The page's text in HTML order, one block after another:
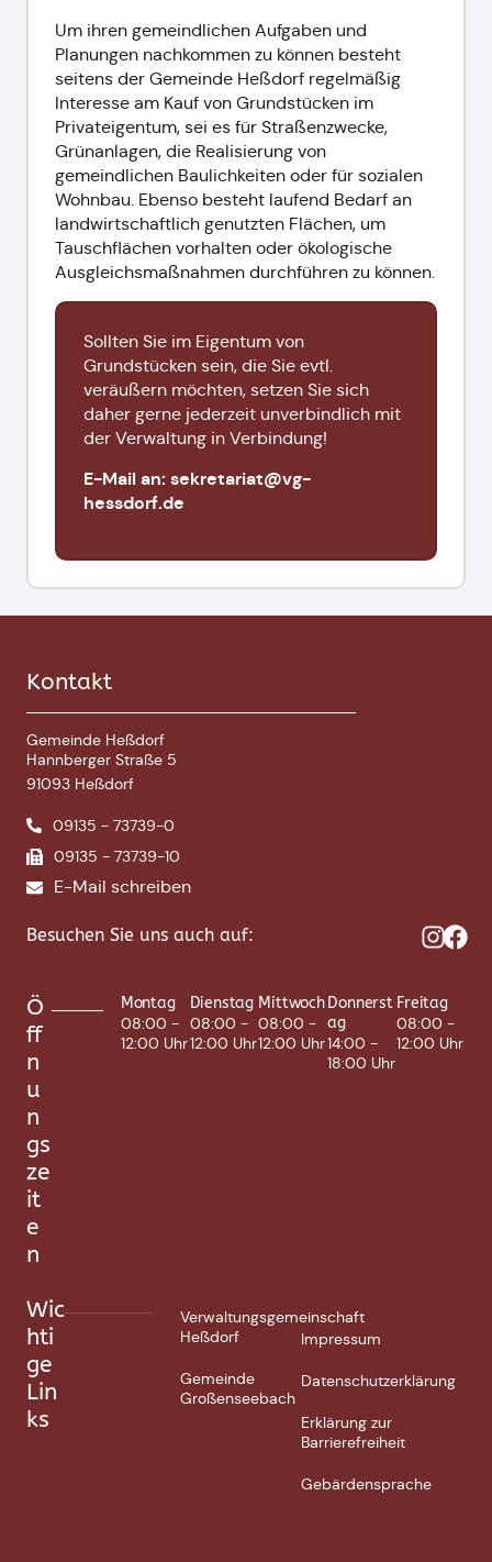
Um ihren gemeindlichen Aufgaben und
Planungen nachkommen zu können besteht
seitens der Gemeinde Heßdorf regelmäßig
Interesse am Kauf von Grundstücken im
Privateigentum, sei es für Straßenzwecke,
Grünanlagen, die Realisierung von
gemeindlichen Baulichkeiten oder für sozialen
Wohnbau. Ebenso besteht laufend Bedarf an
landwirtschaftlich genutzten Flächen, um
Tauschflächen vorhalten oder ökologische
Ausgleichsmaßnahmen durchführen zu können.
Sollten Sie im Eigentum von
Grundstücken sein, die Sie evtl.
veräußern möchten, setzen Sie sich
daher gerne jederzeit unverbindlich mit
der Verwaltung in Verbindung!
E-Mail an: sekretariat@vg-
hessdorf.de
Kontakt
Gemeinde Heßdorf
Hannberger Straße 5
91093 Heßdorf
09135 - 73739-0
09135 - 73739-10
E-Mail schreiben
Besuchen Sie uns auch auf:
Ö
ff
n
u
n
gs
ze
it
e
n
Montag
08:00 -
12:00 Uhr
Dienstag
08:00 -
12:00 Uhr
Mittwoch
08:00 -
12:00 Uhr
Donnerst
ag
14:00 -
18:00 Uhr
Freitag
08:00 -
12:00 Uhr
Wic
hti
ge
Lin
ks
Verwaltungsgemeinschaft
Heßdorf
Gemeinde
Großenseebach
Impressum
Datenschutzerklärung
Erklärung zur
Barrierefreiheit
Gebärdensprache